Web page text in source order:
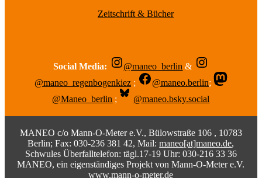
Zeitschrift & Bücher
Social Media: @maneo_berlin &
@maneo_regenbogenkiez ; @maneo.berlin;
@Maneo_berlin ; @maneo.bsky.social
MANEO c/o Mann-O-Meter e.V., Bülowstraße 106 , 10783
Berlin; Fax: 030-236 381 42, Mail:maneo[at]maneo.de,
Schwules Überfalltelefon: tägl.17-19 Uhr: 030-216 33 36
MANEO, ein eigenständiges Projekt von Mann-O-Meter e.V.
www.mann-o-meter.de